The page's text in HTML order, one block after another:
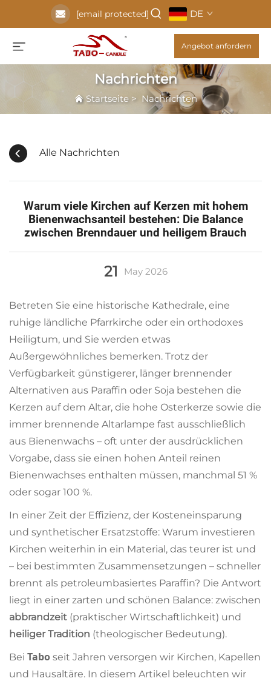
[email protected] DE
Angebot anfordern
Nachrichten
Startseite> Nachrichten
Alle Nachrichten
Warum viele Kirchen auf Kerzen mit hohem
Bienenwachsanteil bestehen: Die Balance
zwischen Brenndauer und heiligem Brauch
21 May 2026
Betreten Sie eine historische Kathedrale, eine
ruhige ländliche Pfarrkirche oder ein orthodoxes
Heiligtum, und Sie werden etwas
Außergewöhnliches bemerken. Trotz der
Verfügbarkeit günstigerer, länger brennender
Alternativen aus Paraffin oder Soja bestehen die
Kerzen auf dem Altar, die hohe Osterkerze sowie die
immer brennende Altarlampe fast ausschließlich
aus Bienenwachs – oft unter der ausdrücklichen
Vorgabe, dass sie einen hohen Anteil reinen
Bienenwachses enthalten müssen, manchmal 51 %
oder sogar 100 %.
In einer Zeit der Effizienz, der Kosteneinsparung
und synthetischer Ersatzstoffe: Warum investieren
Kirchen weiterhin in ein Material, das teurer ist und
– bei bestimmten Zusammensetzungen – schneller
brennt als petroleumbasiertes Paraffin? Die Antwort
liegt in einer zarten und schönen Balance: zwischen
abbrandzeit (praktischer Wirtschaftlichkeit) und
heiliger Tradition (theologischer Bedeutung).
Bei Tabo seit Jahren versorgen wir Kirchen, Kapellen
und Hausaltäre. In diesem Artikel beleuchten wir